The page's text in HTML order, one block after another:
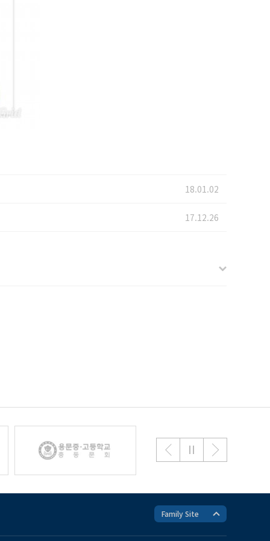
18.01.02
17.12.26
Family Site